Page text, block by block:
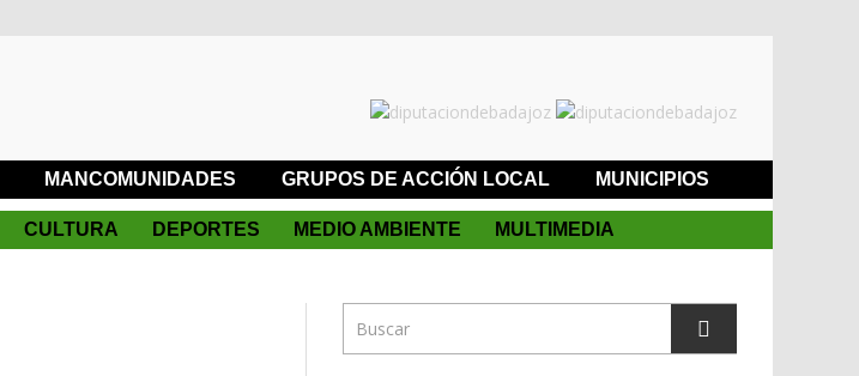
MANCOMUNIDADES GRUPOS DE ACCIÓN LOCAL MUNICIPIOS
CULTURA DEPORTES MEDIO AMBIENTE MULTIMEDIA